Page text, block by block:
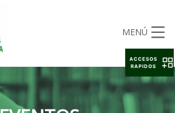
MENÚ
ACCESOS
RAPIDOS